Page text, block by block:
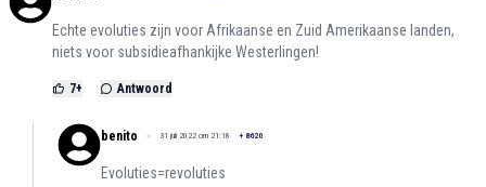
Echte evoluties zijn voor Afrikaanse en Zuid Amerikaanse landen,
niets voor subsidieafhankijke Westerlingen!
7+ Antwoord
benito 31 juli 2022 om 21:18 + 8620
Evoluties=revoluties